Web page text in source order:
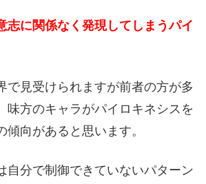
志に関係なく発現してしまうパイ
で見受けられますが前者の方が多
味方のキャラがパイロキネシスを
傾向があると思います。
自分で制御できていないパターン